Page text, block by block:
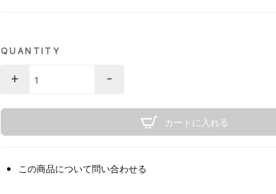
QUANTITY
+ -
カートに入れる
この商品について問い合わせる